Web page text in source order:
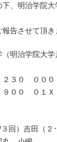
、明治学院大
告させて頂き
明治学院大学
３０ ００
００ ０１Ｘ
回）吉田（２